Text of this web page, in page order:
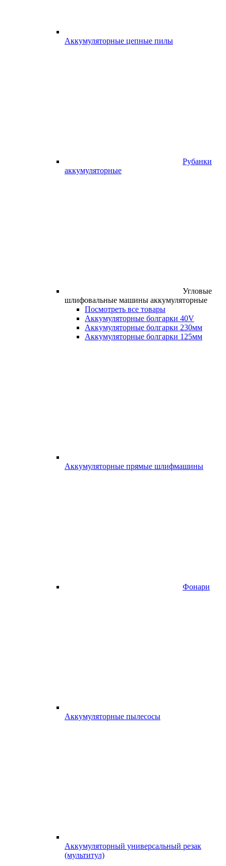
Аккумуляторные цепные пилы
Рубанки
аккумуляторные
Угловые
шлифовальные машины аккумуляторные
Посмотреть все товары
Аккумуляторные болгарки 40V
Аккумуляторные болгарки 230мм
Аккумуляторные болгарки 125мм
Аккумуляторные прямые шлифмашины
Фонари
Аккумуляторные пылесосы
Аккумуляторный универсальный резак
(мультитул)